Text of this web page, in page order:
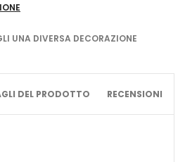
UNA DIVERSA DECORAZIONE
DEL PRODOTTO RECENSIONI